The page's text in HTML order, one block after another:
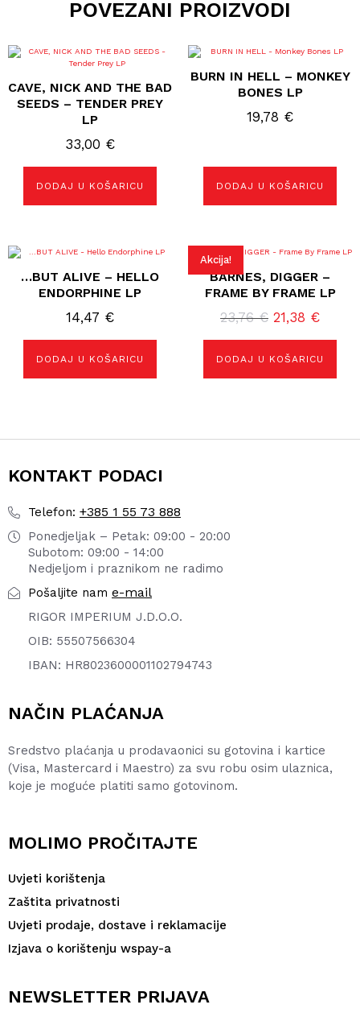
POVEZANI PROIZVODI
CAVE, NICK AND THE BAD
SEEDS – TENDER PREY
LP
33,00 €
DODAJ U KOŠARICU
BURN IN HELL – MONKEY
BONES LP
19,78 €
DODAJ U KOŠARICU
…BUT ALIVE – HELLO
ENDORPHINE LP
14,47 €
DODAJ U KOŠARICU
Akcija!
BARNES, DIGGER –
FRAME BY FRAME LP
23,76€ Izvorna
cijena
bila
je:
21,38 €
cijena
je:
21,38
DODAJ U KOŠARICU
KONTAKT PODACI
Telefon: +385 1 55 73 888
Ponedjeljak – Petak: 09:00 - 20:00
Subotom: 09:00 - 14:00
Nedjeljom i praznikom ne radimo
Pošaljite nam e-mail
RIGOR IMPERIUM J.D.O.O.
OIB: 55507566304
IBAN: HR8023600001102794743
NAČIN PLAĆANJA
Sredstvo plaćanja u prodavaonici su gotovina i kartice
(Visa, Mastercard i Maestro) za svu robu osim ulaznica,
koje je moguće platiti samo gotovinom.
MOLIMO PROČITAJTE
Uvjeti korištenja
Zaštita privatnosti
Uvjeti prodaje, dostave i reklamacije
Izjava o korištenju wspay-a
NEWSLETTER PRIJAVA